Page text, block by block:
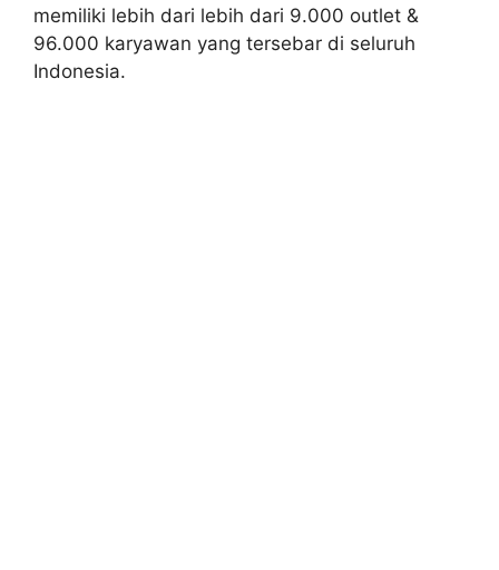
memiliki lebih dari lebih dari 9.000 outlet &
96.000 karyawan yang tersebar di seluruh
Indonesia.